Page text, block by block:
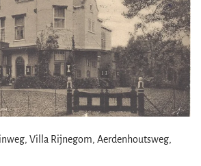
Villa Rijnegom, Aerdenhoutsweg,